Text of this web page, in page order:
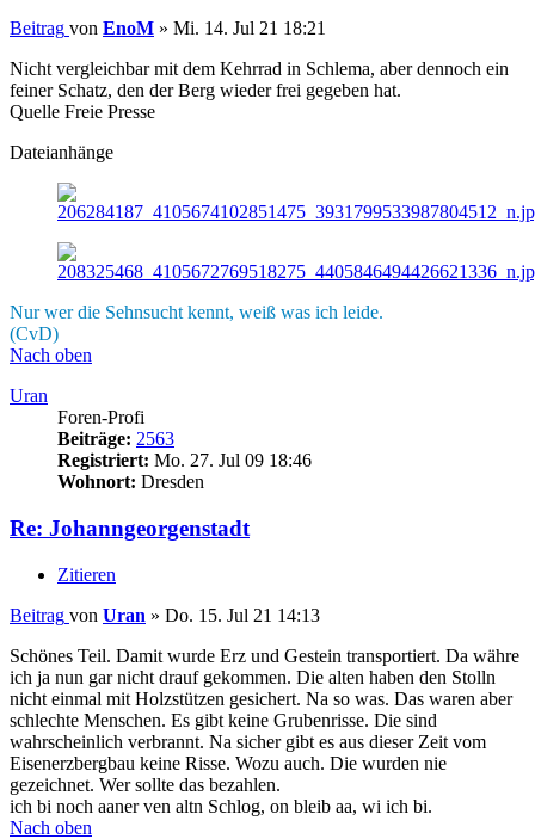
Beitrag von EnoM » Mi. 14. Jul 21 18:21
Nicht vergleichbar mit dem Kehrrad in Schlema, aber dennoch ein
feiner Schatz, den der Berg wieder frei gegeben hat.
Quelle Freie Presse
Dateianhänge
Nur wer die Sehnsucht kennt, weiß was ich leide.
(CvD)
Nach oben
Uran
Foren-Profi
Beiträge: 2563
Registriert: Mo. 27. Jul 09 18:46
Wohnort: Dresden
Re: Johanngeorgenstadt
Zitieren
Beitrag von Uran » Do. 15. Jul 21 14:13
Schönes Teil. Damit wurde Erz und Gestein transportiert. Da währe
ich ja nun gar nicht drauf gekommen. Die alten haben den Stolln
nicht einmal mit Holzstützen gesichert. Na so was. Das waren aber
schlechte Menschen. Es gibt keine Grubenrisse. Die sind
wahrscheinlich verbrannt. Na sicher gibt es aus dieser Zeit vom
Eisenerzbergbau keine Risse. Wozu auch. Die wurden nie
gezeichnet. Wer sollte das bezahlen.
ich bi noch aaner ven altn Schlog, on bleib aa, wi ich bi.
Nach oben